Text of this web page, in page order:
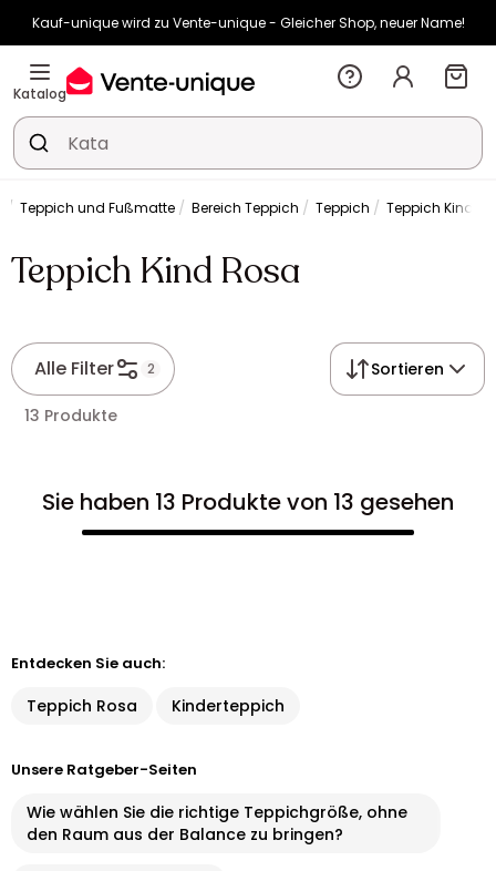
Kauf-unique wird zu Vente-unique - Gleicher Shop, neuer Name!
-10% ab €400 mitHEAT10auf Vente-unique-Produkte
Noch:
Katalog
Teppich und Fußmatte Bereich Teppich Teppich Teppich Kind
Teppich Kind Rosa
Alle Filter 2 Sortieren
13 Produkte
Sie haben 13 Produkte von 13 gesehen
Entdecken Sie auch:
Teppich Rosa Kinderteppich
Unsere Ratgeber-Seiten
Wie wählen Sie die richtige Teppichgröße, ohne
den Raum aus der Balance zu bringen?